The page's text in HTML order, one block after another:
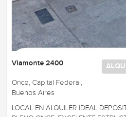
Viamonte 2400
Once, Capital Federal,
Buenos Aires
LOCAL EN ALQUILER IDEAL